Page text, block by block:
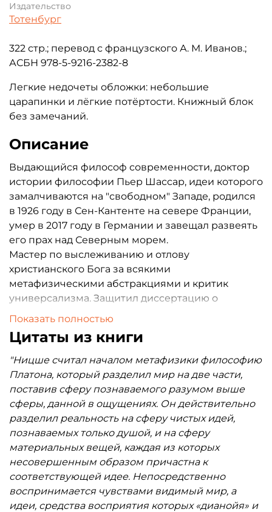
Издательство
Тотенбург
322 стр.; перевод с французского А. М. Иванов.;
АСБН 978-5-9216-2382-8
Легкие недочеты обложки: небольшие
царапинки и лёгкие потёртости. Книжный блок
без замечаний.
Описание
Выдающийся философ современности, доктор
истории философии Пьер Шассар, идеи которого
замалчиваются на "свободном" Западе, родился
в 1926 году в Сен-Кантенте на севере Франции,
умер в 2017 году в Германии и завещал развеять
его прах над Северным морем.
Мастер по выслеживанию и отлову
христианского Бога за всякими
метафизическими абстракциями и критик
универсализма. Защитил диссертацию о
философии Ницше.
Ницше определенным образом ответил на
вопрос о том, как вершится история,
поставленный им в "Происхождении трагедии".
Цель данной работы - обратить внимание на этот
ответ, связанный с основными темами, которые
он в себе заключает, изложить в первую
очередь, после тематического обзора и
необходимых пояснений, разбросанную в
разных местах критику финалистских
интерпретаций, которые давались до Ницше, а
потом терпеливо представить в цельном виде
интерпретацию самого Ницше.
Показать полностью
Цитаты из книги
"Ницше считал началом метафизики философию
Платона, который разделил мир на две части,
поставив сферу познаваемого разумом выше
сферы, данной в ощущениях. Он действительно
разделил реальность на сферу чистых идей,
познаваемых только душой, и на сферу
материальных вещей, каждая из которых
несовершенным образом причастна к
соответствующей идее. Непосредственно
воспринимается чувствами видимый мир, а
идеи, средства восприятия которых «дианойя» и